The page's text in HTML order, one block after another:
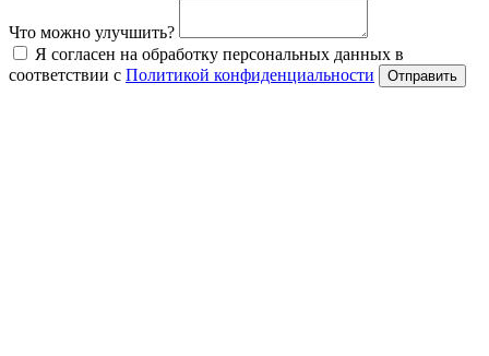
Что можно улучшить?
Я согласен на обработку персональных данных в
соответствии с Политикой конфиденциальности Отправить